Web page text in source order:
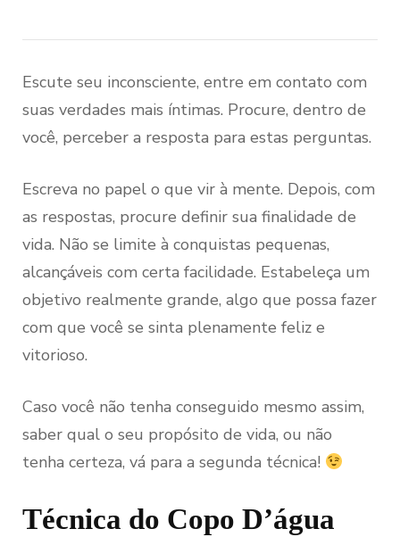
Escute seu inconsciente, entre em contato com
suas verdades mais íntimas. Procure, dentro de
você, perceber a resposta para estas perguntas.
Escreva no papel o que vir à mente. Depois, com
as respostas, procure definir sua finalidade de
vida. Não se limite à conquistas pequenas,
alcançáveis com certa facilidade. Estabeleça um
objetivo realmente grande, algo que possa fazer
com que você se sinta plenamente feliz e
vitorioso.
Caso você não tenha conseguido mesmo assim,
saber qual o seu propósito de vida, ou não
tenha certeza, vá para a segunda técnica!
Técnica do Copo D’água